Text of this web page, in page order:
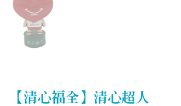
【清心福全】清心超人